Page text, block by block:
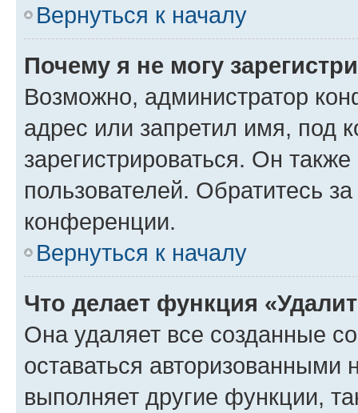
Вернуться к началу
Почему я не могу
Возможно, администратор
адрес или запретил имя, под
зарегистрироваться. Он
пользователей. Обратитесь
конференции.
Вернуться к началу
Что делает функция
Она удаляет все созданные
оставаться авторизованными
выполняет другие функции,